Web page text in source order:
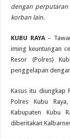
dengan
korban lain.
KUBU RAYA–
iming keuntungan
Resor (Polres)
penggelapan
Kasus itu diungkap
Polres Kubu
Kabupaten Kubu
diberitakan